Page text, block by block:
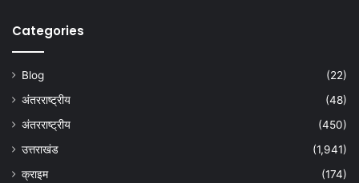
Categories
Blog
(22)
अंतरराष्ट्रीय
(48)
अंतरराष्ट्रीय
(450)
उत्तराखंड
(1,941)
क्राइम
(174)